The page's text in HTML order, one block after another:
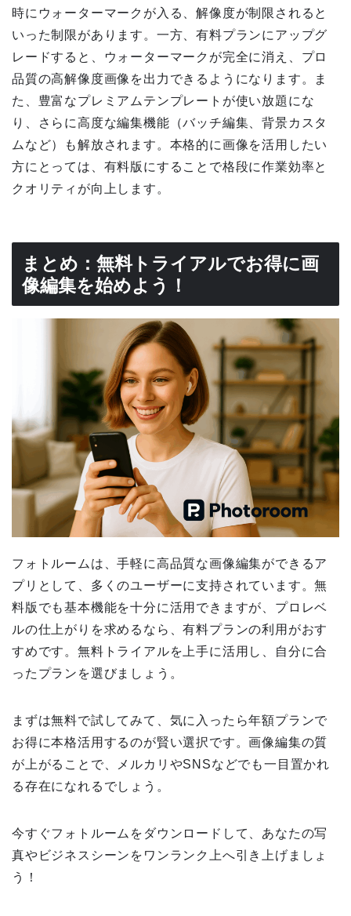
時にウォーターマークが入る、解像度が制限されると
いった制限があります。一方、有料プランにアップグ
レードすると、ウォーターマークが完全に消え、プロ
品質の高解像度画像を出力できるようになります。ま
た、豊富なプレミアムテンプレートが使い放題にな
り、さらに高度な編集機能（バッチ編集、背景カスタ
ムなど）も解放されます。本格的に画像を活用したい
方にとっては、有料版にすることで格段に作業効率と
クオリティが向上します。
まとめ：無料トライアルでお得に画
像編集を始めよう！
フォトルームは、手軽に高品質な画像編集ができるア
プリとして、多くのユーザーに支持されています。無
料版でも基本機能を十分に活用できますが、プロレベ
ルの仕上がりを求めるなら、有料プランの利用がおす
すめです。無料トライアルを上手に活用し、自分に合
ったプランを選びましょう。
まずは無料で試してみて、気に入ったら年額プランで
お得に本格活用するのが賢い選択です。画像編集の質
が上がることで、メルカリやSNSなどでも一目置かれ
る存在になれるでしょう。
今すぐフォトルームをダウンロードして、あなたの写
真やビジネスシーンをワンランク上へ引き上げましょ
う！